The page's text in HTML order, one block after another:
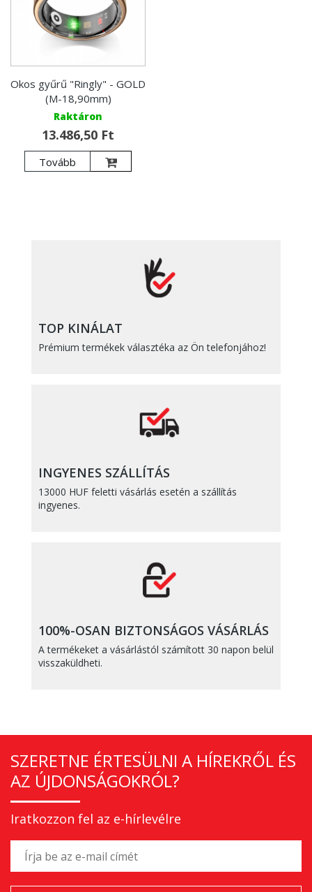
Okos gyűrű "Ringly" - GOLD
(M-18,90mm)
Raktáron
13.486,50 Ft
Tovább
TOP KINÁLAT
Prémium termékek választéka az Ön telefonjához!
INGYENES SZÁLLÍTÁS
13000 HUF feletti vásárlás esetén a szállítás
ingyenes.
100%-OSAN BIZTONSÁGOS VÁSÁRLÁS
A termékeket a vásárlástól számított 30 napon belül
visszaküldheti.
SZERETNE ÉRTESÜLNI A HÍREKRŐL ÉS
AZ ÚJDONSÁGOKRÓL?
Iratkozzon fel az e-hírlevélre